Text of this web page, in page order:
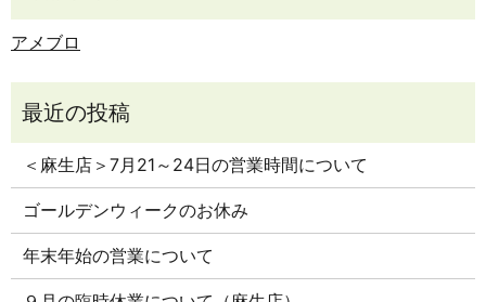
アメブロ
＜麻生店＞7月21～24日の営業時間について
ゴールデンウィークのお休み
年末年始の営業について